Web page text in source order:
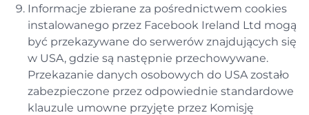
Informacje zbierane za pośrednictwem cookies
instalowanego przez Facebook Ireland Ltd mogą
być przekazywane do serwerów znajdujących się
w USA, gdzie są następnie przechowywane.
Przekazanie danych osobowych do USA zostało
zabezpieczone przez odpowiednie standardowe
klauzule umowne przyjęte przez Komisję